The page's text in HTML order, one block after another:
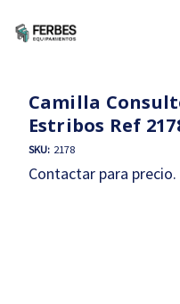
Camilla
Estribos Ref
SKU: 2178
Contactar para precio.